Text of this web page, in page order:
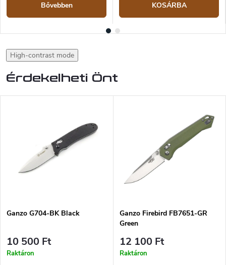
Bővebben KOSÁRBA
High-contrast mode
Érdekelheti Önt
Ganzo G704-BK Black
10 500 Ft
Raktáron
Ganzo Firebird FB7651-GR
Green
12 100 Ft
Raktáron